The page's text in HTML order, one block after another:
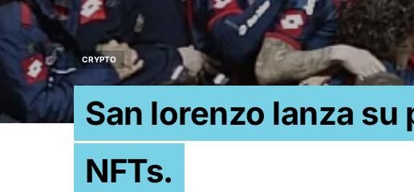
CRYPTO
San lorenzo lanza
NFTs.